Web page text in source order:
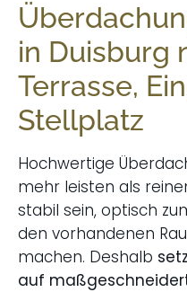
in Duisburg
Terrasse,
Stellplatz
Hochwertige
mehr leisten als
stabil sein, optisch
den vorhandenen
machen. Deshalb
auf